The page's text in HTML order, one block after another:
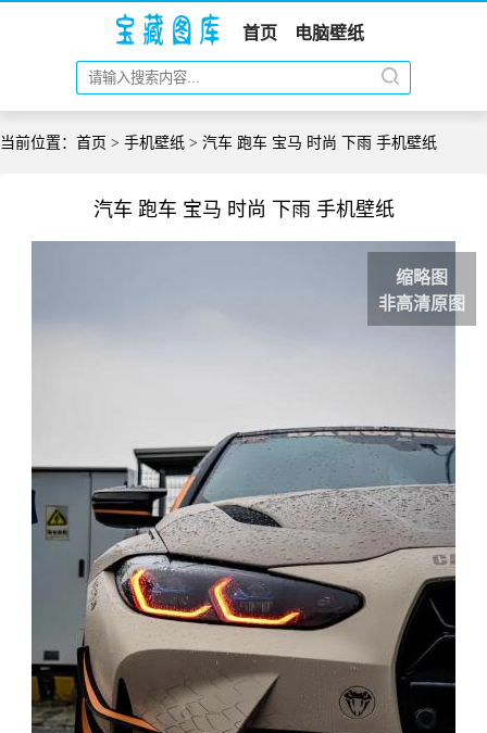
首页 电脑壁纸
当前位置： 首页 > 手机壁纸 > 汽车 跑车 宝马 时尚 下雨 手机壁纸
汽车 跑车 宝马 时尚 下雨 手机壁纸
缩略图
非高清原图